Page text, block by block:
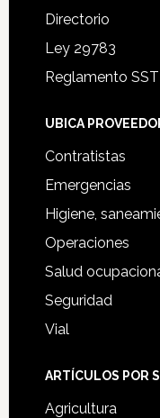
Directorio
Ley 29783
Reglamento SST
UBICA
Contratistas
Emergencias
Higiene,
Operaciones
Salud
Seguridad
Vial
ARTÍCULOS POR
Agricultura